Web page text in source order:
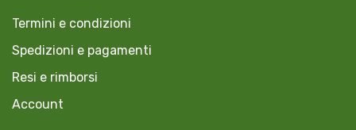
Termini e condizioni
Spedizioni e pagamenti
Resi e rimborsi
Account